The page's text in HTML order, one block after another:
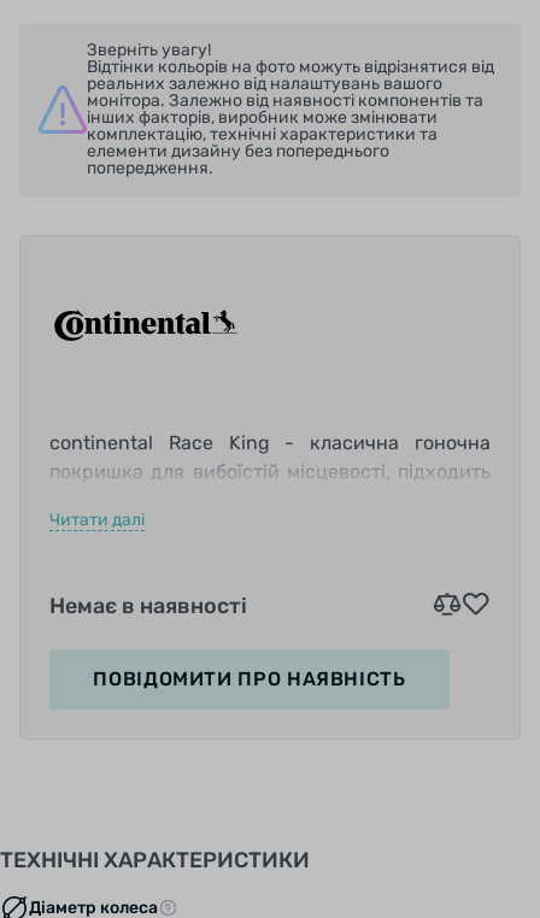
Зверніть увагу!
Відтінки кольорів на фото можуть відрізнятися від
реальних залежно від налаштувань вашого
монітора. Залежно від наявності компонентів та
інших факторів, виробник може змінювати
комплектацію, технічні характеристики та
елементи дизайну без попереднього
попередження.
continental Race King - класична гоночна
покришка для вибоїстій місцевості, підходить
коченню, хороше поглинання ударів і середня
Характеристики:
Читати далі
Немає в наявності
ПОВІДОМИТИ ПРО НАЯВНІСТЬ
ТЕХНІЧНІ ХАРАКТЕРИСТИКИ
Діаметр колеса